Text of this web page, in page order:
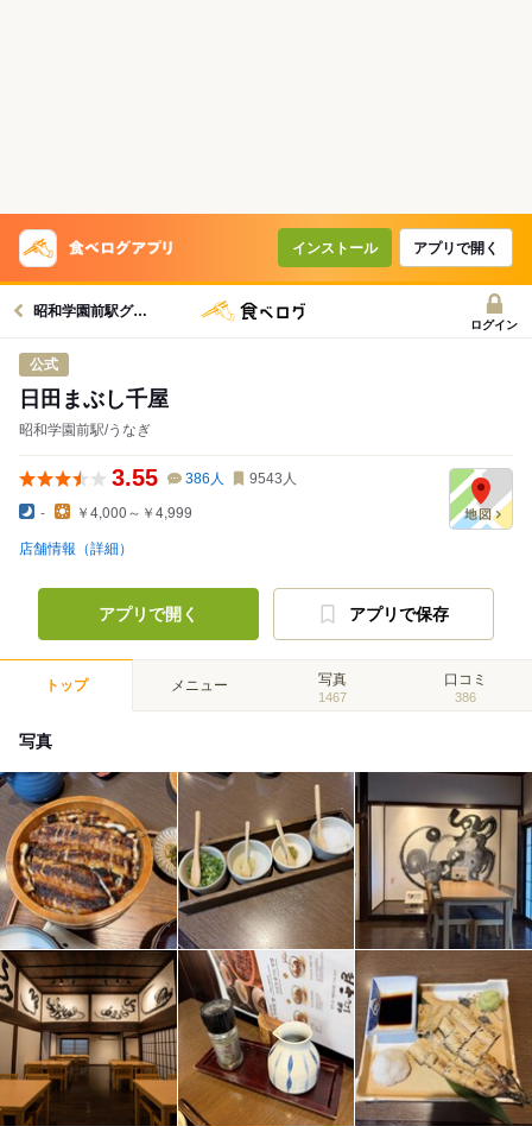
インストール アプリで開く
昭和学園前駅グルメへ
ログイン
公式
日田まぶし千屋
昭和学園前駅/うなぎ
3.55 386 人 9543 人
- ￥4,000～￥4,999
店舗情報（詳細）
アプリで開く アプリで保存
トップ メニュー 写真
1467
口コミ
386
写真